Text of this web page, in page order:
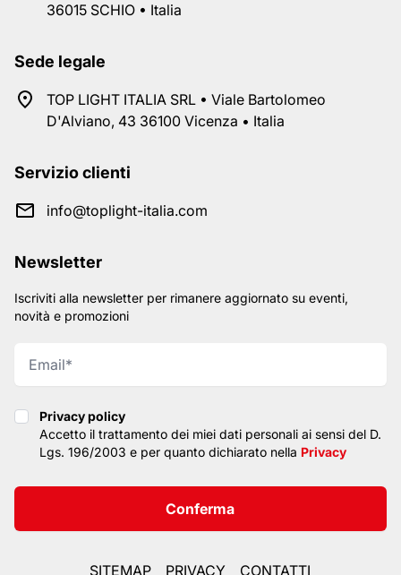
36015 SCHIO • Italia
Sede legale
TOP LIGHT ITALIA SRL • Viale Bartolomeo
D'Alviano, 43 36100 Vicenza • Italia
Servizio clienti
info@toplight-italia.com
Newsletter
Iscriviti alla newsletter per rimanere aggiornato su eventi,
novità e promozioni
Privacy policy
Privacy policy
Accetto il trattamento dei miei dati personali ai sensi del D.
Lgs. 196/2003 e per quanto dichiarato nella Privacy
Conferma
SITEMAP PRIVACY CONTATTI